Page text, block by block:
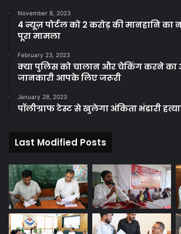
November 8, 2023
4 न्यूज़ पोर्टल को 2 करोड़ की मानहानि का
पूरा मामला
February 23, 2023
क्या पुलिस को चालान और चेकिंग करने का
जानकारी आपके लिए जरूरी
January 28, 2023
पॉलीग्राफ टेस्ट से खुलेगा अंकिता भंडारी
Last Modified Posts